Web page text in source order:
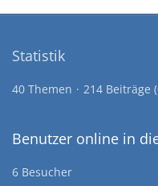
Statistik
40 Themen 214 Beiträge
Benutzer online in
6 Besucher